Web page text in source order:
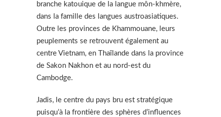
branche katouique de la langue môn-khmère,
dans la famille des langues austroasiatiques.
Outre les provinces de Khammouane, leurs
peuplements se retrouvent également au
centre Vietnam, en Thaïlande dans la province
de Sakon Nakhon et au nord-est du
Cambodge.
Jadis, le centre du pays bru est stratégique
puisqu’à la frontière des sphères d’influences